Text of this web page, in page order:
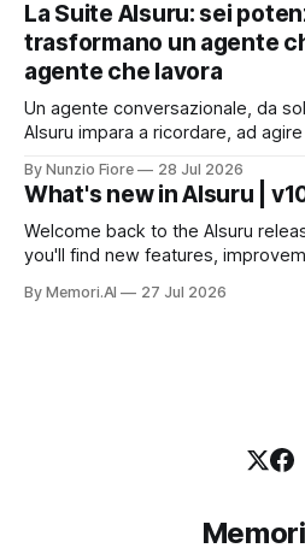
dati che non possono uscire. Ma
benchmark e tace su
La Suite AIsuru: sei
trasformano un agente
agente che lavora
Un agente conversazionale, da
AIsuru impara a ricordare, ad
servizio e a costruire la propria
Questo articolo racconta tutti e
Suite, con
By Nunzio Fiore 28 Jul 2026
What's new in AIsuru |
Welcome back to the AIsuru
you'll find new features,
FEATURES AND IMPROVEMENTS! New MCP Filters Finding
By Memori.AI 27 Jul 2026